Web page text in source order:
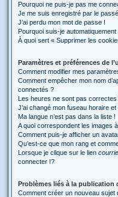
Pourquoi ne puis-je pas me
Je me suis enregistré par le
J’ai perdu mon mot de passe !
Pourquoi suis-je
À quoi sert « Supprimer les
Paramètres et préférences de
Comment modifier mes
Comment empêcher mon nom
connectés ?
Les heures ne sont pas correctes
J’ai changé mon fuseau horaire
Ma langue n’est pas dans la liste !
A quoi correspondent les images
Comment puis-je afficher un
Qu’est-ce que mon rang et
Lorsque je clique sur le lien
connecter !?
Problèmes liés à la publication
Comment créer un nouveau sujet